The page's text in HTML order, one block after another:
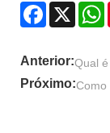
Facebook
X
Anterior:Qual
Próximo:Como